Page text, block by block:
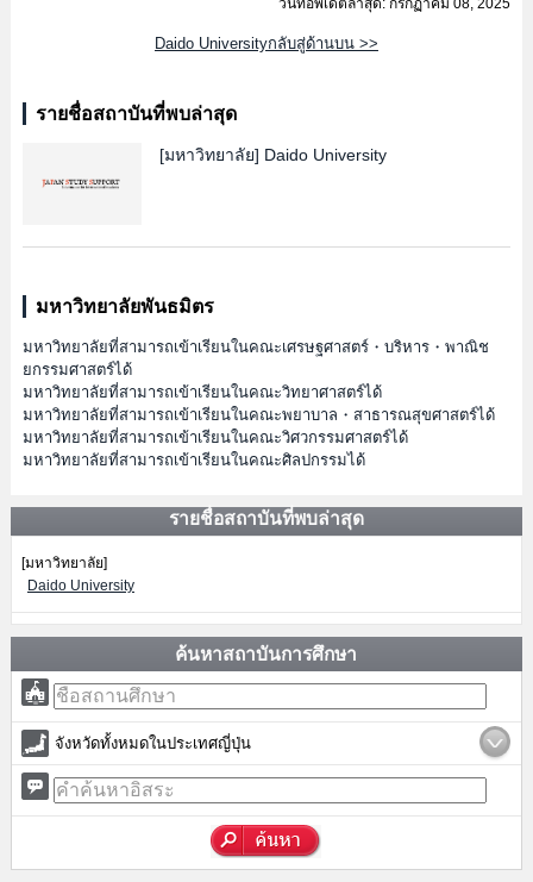
วันที่อัพเดตล่าสุด: กรกฏาคม 08, 2025
Daido Universityกลับสู่ด้านบน >>
รายชื่อสถาบันที่พบล่าสุด
[มหาวิทยาลัย] Daido University
มหาวิทยาลัยพันธมิตร
มหาวิทยาลัยที่สามารถเข้าเรียนในคณะเศรษฐศาสตร์・บริหาร・พาณิช
ยกรรมศาสตร์ได้
มหาวิทยาลัยที่สามารถเข้าเรียนในคณะวิทยาศาสตร์ได้
มหาวิทยาลัยที่สามารถเข้าเรียนในคณะพยาบาล・สาธารณสุขศาสตร์ได้
มหาวิทยาลัยที่สามารถเข้าเรียนในคณะวิศวกรรมศาสตร์ได้
มหาวิทยาลัยที่สามารถเข้าเรียนในคณะศิลปกรรมได้
รายชื่อสถาบันที่พบล่าสุด
[มหาวิทยาลัย]
Daido University
ค้นหาสถาบันการศึกษา
จังหวัดทั้งหมดในประเทศญี่ปุ่น